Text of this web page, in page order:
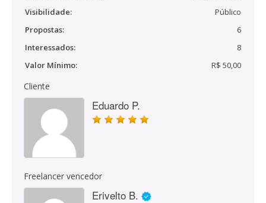
Visibilidade:
Público
Propostas:
6
Interessados:
8
Valor Mínimo:
R$ 50,00
Cliente
Eduardo P.
Freelancer vencedor
Erivelto B.